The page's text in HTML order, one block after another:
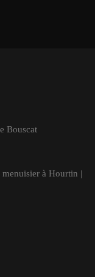
Bouscat
à Hourtin |